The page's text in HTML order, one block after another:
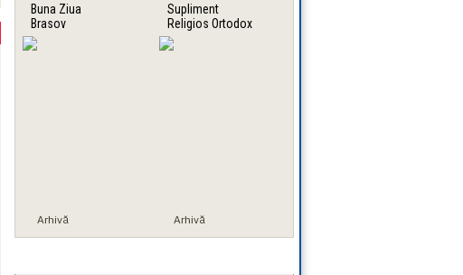
Buna Ziua
Brasov
Arhivă
Supliment
Religios Ortodox
Arhivă